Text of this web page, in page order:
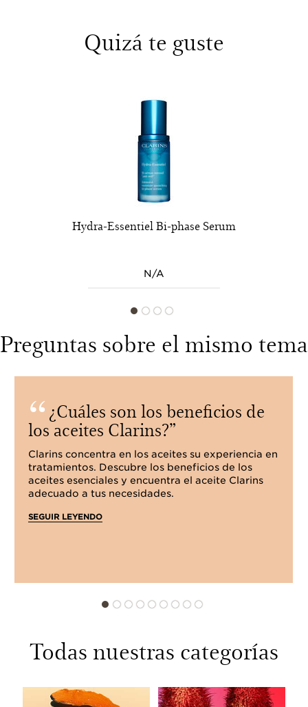
Quizá te guste
Hydra-Essentiel Bi-phase Serum
N/A
Preguntas sobre el mismo tema
¿Cuáles son los beneficios de
los aceites Clarins?
Clarins concentra en los aceites su experiencia en
tratamientos. Descubre los beneficios de los
aceites esenciales y encuentra el aceite Clarins
adecuado a tus necesidades.
SEGUIR LEYENDO
Todas nuestras categorías